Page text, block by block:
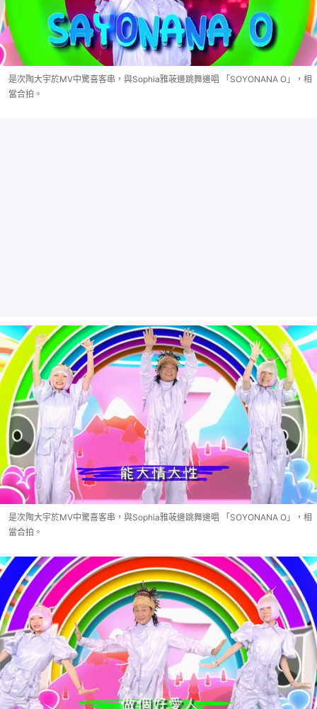
是次陶大宇於MV中驚喜客串，與Sophia雅荍邊跳舞邊唱 「SOYONANA O」，相
當合拍。
是次陶大宇於MV中驚喜客串，與Sophia雅荍邊跳舞邊唱 「SOYONANA O」，相
當合拍。